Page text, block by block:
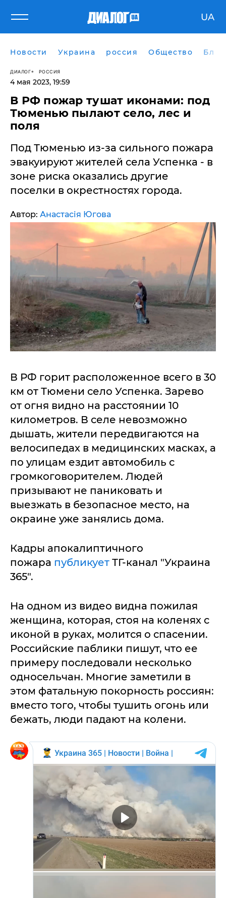
UA
Новости Украина россия Общество
ДИАЛОГ РОССИЯ
4 мая 2023, 19:59
В РФ пожар тушат иконами: под
Тюменью пылают село, лес и
поля
Под Тюменью из-за сильного пожара
эвакуируют жителей села Успенка - в
зоне риска оказались другие
поселки в окрестностях города.
Автор: Анастасія Югова
В РФ горит расположенное всего в 30
км от Тюмени село Успенка. Зарево
от огня видно на расстоянии 10
километров. В селе невозможно
дышать, жители передвигаются на
велосипедах в медицинских масках, а
по улицам ездит автомобиль с
громкоговорителем. Людей
призывают не паниковать и
выезжать в безопасное место, на
окраине уже занялись дома.
Кадры апокалиптичного
пожара публикует ТГ-канал "Украина
365".
На одном из видео видна пожилая
женщина, которая, стоя на коленях с
иконой в руках, молится о спасении.
Российские паблики пишут, что ее
примеру последовали несколько
односельчан. Многие заметили в
этом фатальную покорность россиян:
вместо того, чтобы тушить огонь или
бежать, люди падают на колени.